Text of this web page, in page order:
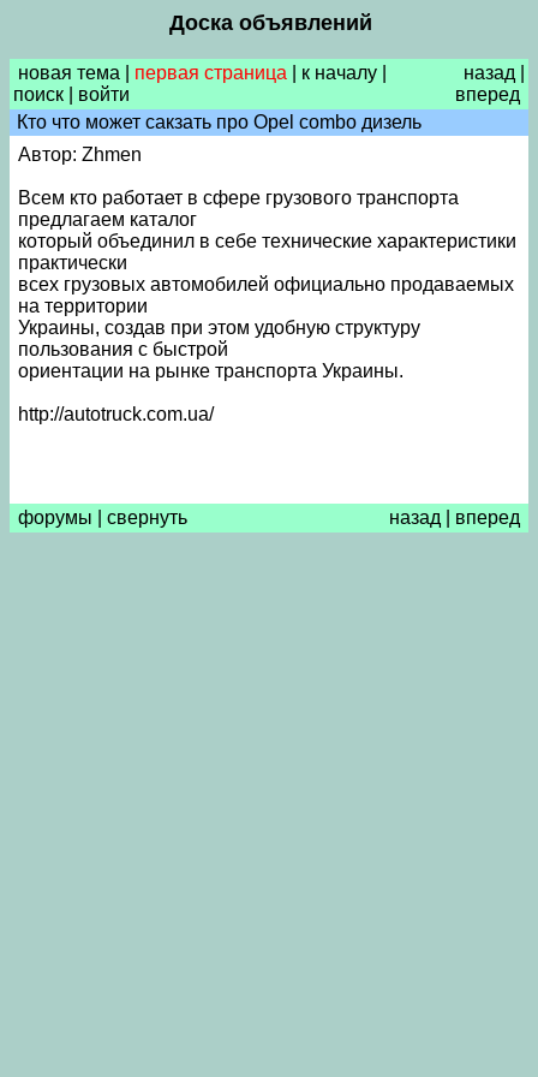
Доска объявлений
новая тема первая страница к началу
поиск
войти
назад
вперед
Кто что может сакзать про Opel combo дизель
Автор: Zhmen
Всем кто работает в сфере грузового транспорта
предлагаем каталог
который объединил в себе технические характеристики
практически
всех грузовых автомобилей официально продаваемых
на территории
Украины, создав при этом удобную структуру
пользования с быстрой
ориентации на рынке транспорта Украины.
http://autotruck.com.ua/
форумы свернуть назад вперед